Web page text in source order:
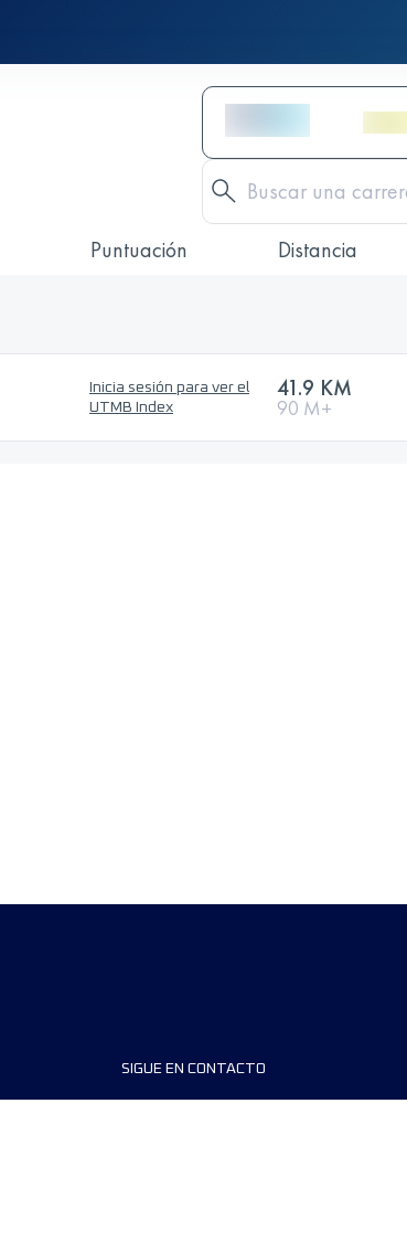
Puntuación Distancia
Inicia sesión para ver el
UTMB Index
41.9 KM
90 M+
SIGUE EN CONTACTO